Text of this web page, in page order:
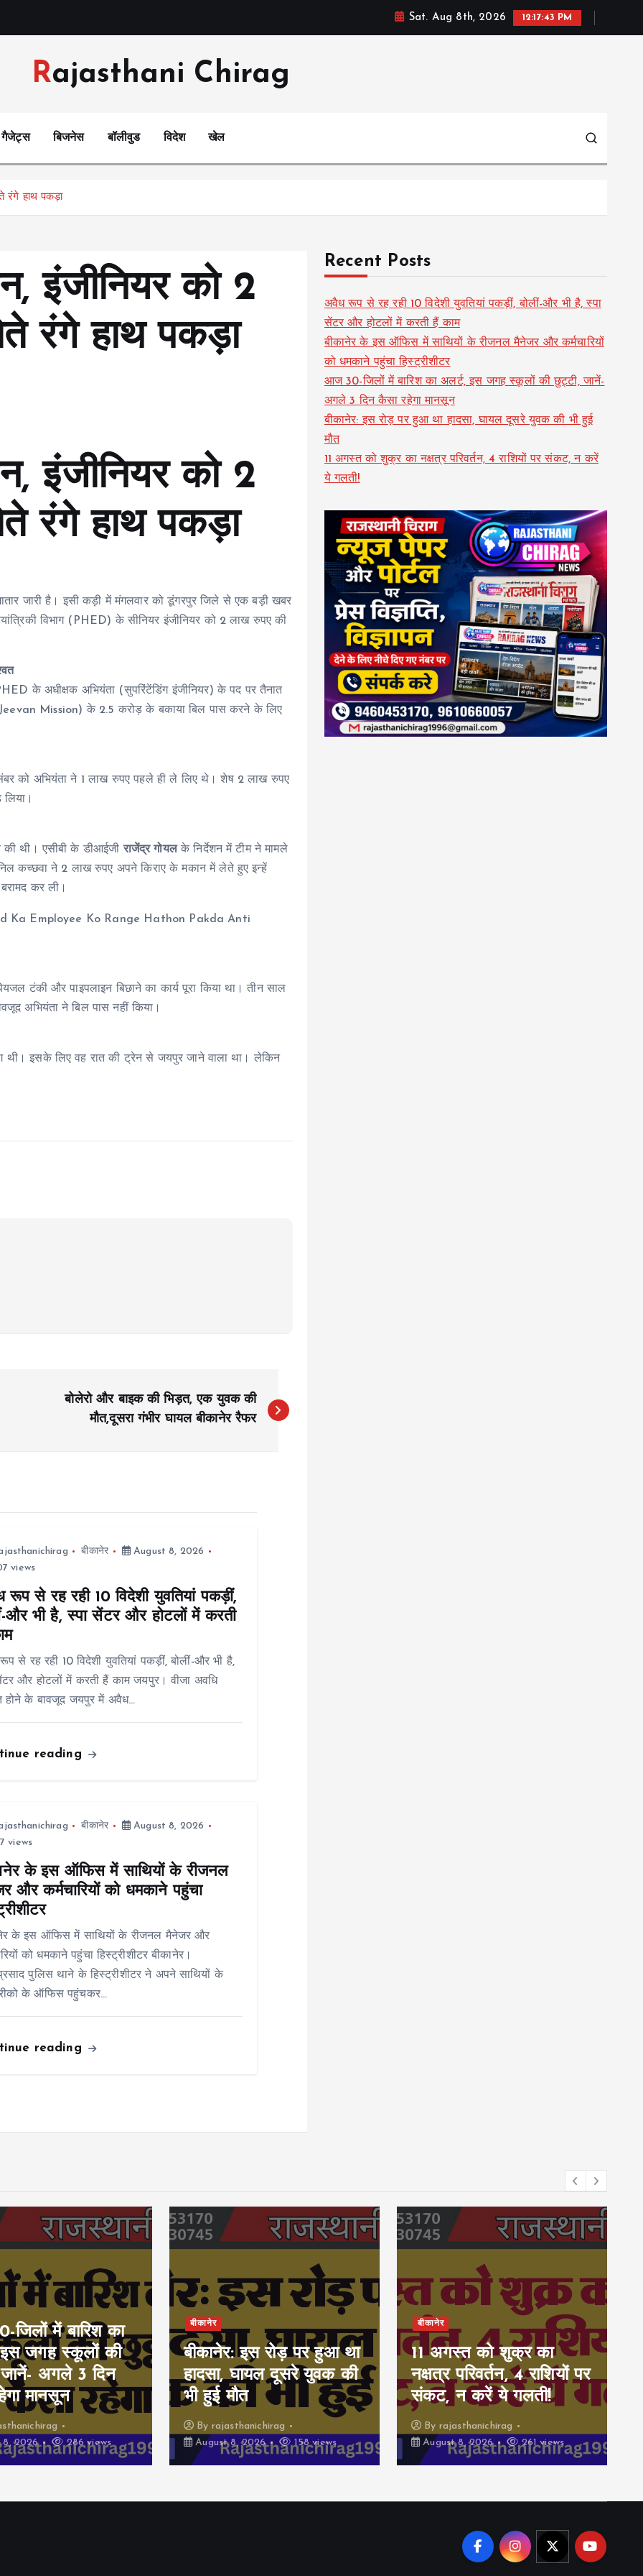
Sat. Aug 8th, 2026 12:17:44 PM
Rajasthani Chirag
गैजेट्स बिजनेस बॉलीवुड विदेश खेल
रंगे हाथ पकड़ा
इंजीनियर को 2
रंगे हाथ पकड़ा
इंजीनियर को 2
रंगे हाथ पकड़ा
जारी है। इसी कड़ी में मंगलवार को डूंगरपुर जिले से एक बड़ी खबर
विभाग (PHED) के सीनियर इंजीनियर को 2 लाख रुपए की
के अधीक्षक अभियंता (सुपरिंटेंडिंग इंजीनियर) के पद पर तैनात
Mission) के 2.5 करोड़ के बकाया बिल पास करने के लिए
को अभियंता ने 1 लाख रुपए पहले ही ले लिए थे। शेष 2 लाख रुपए
की थी। एसीबी के डीआईजीराजेंद्र गोयलके निर्देशन में टीम ने मामले
कच्छवा ने 2 लाख रुपए अपने किराए के मकान में लेते हुए इन्हें
कर ली।
टंकी और पाइपलाइन बिछाने का कार्य पूरा किया था। तीन साल
अभियंता ने बिल पास नहीं किया।
थी। इसके लिए वह रात की ट्रेन से जयपुर जाने वाला था। लेकिन
बोलेरो और बाइक की भिड़त, एक युवक की
मौत,दूसरा गंभीर घायल बीकानेर रैफर
बीकानेर
August 8, 2026
views
रूप से रह रही 10 विदेशी युवतियां पकड़ीं,
और भी है, स्पा सेंटर और होटलों में करती
से रह रही 10 विदेशी युवतियां पकड़ीं, बोलीं-और भी है,
और होटलों में करती हैं काम जयपुर। वीजा अवधि
होने के बावजूद जयपुर में अवैध…
reading
बीकानेर
August 8, 2026
views
के इस ऑफिस में साथियों के रीजनल
और कर्मचारियों को धमकाने पहुंचा
के इस ऑफिस में साथियों के रीजनल मैनेजर और
को धमकाने पहुंचा हिस्ट्रीशीटर बीकानेर।
पुलिस थाने के हिस्ट्रीशीटर ने अपने साथियों के
के ऑफिस पहुंचकर…
reading
Recent Posts
अवैध रूप से रह रही 10 विदेशी युवतियां पकड़ीं, बोलीं-और भी है, स्पा
सेंटर और होटलों में करती हैं काम
बीकानेर के इस ऑफिस में साथियों के रीजनल मैनेजर और कर्मचारियों
को धमकाने पहुंचा हिस्ट्रीशीटर
आज 30-जिलों में बारिश का अलर्ट, इस जगह स्कूलों की छुट्टी, जानें-
अगले 3 दिन कैसा रहेगा मानसून
बीकानेर: इस रोड़ पर हुआ था हादसा, घायल दूसरे युवक की भी हुई
मौत
11 अगस्त को शुक्र का नक्षत्र परिवर्तन, 4 राशियों पर संकट, न करें
ये गलती!
में बारिश का
जगह स्कूलों की
अगले 3 दिन
मानसून
8, 2026
286 views
बीकानेर
बीकानेर: इस रोड़ पर हुआ था
हादसा, घायल दूसरे युवक की
भी हुई मौत
By rajasthanichirag
August 8, 2026
158 views
बीकानेर
11 अगस्त को शुक्र का
नक्षत्र परिवर्तन, 4 राशियों पर
संकट, न करें ये गलती!
By rajasthanichirag
August 8, 2026
261 views